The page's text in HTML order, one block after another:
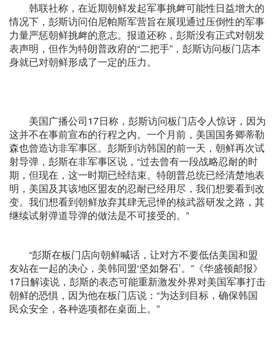
韩联社称，在近期朝鲜发起军事挑衅可能性日益增大的
情况下，彭斯访问伯尼帕斯军营旨在展现通过压倒性的军事
力量严惩朝鲜挑衅的意志。报道还称，彭斯没有正式对朝发
表声明，但作为特朗普政府的“二把手”，彭斯访问板门店本
身就已对朝鲜形成了一定的压力。
美国广播公司17日称，彭斯访问板门店令人惊讶，因为
这并不在事前宣布的行程之内。一个月前，美国国务卿蒂勒
森也曾造访非军事区。彭斯到访韩国的前一天，朝鲜再次试
射导弹，彭斯在非军事区说，“过去曾有一段战略忍耐的时
期，但现在，这一时期已经结束。特朗普总统已经清楚地表
明，美国及其该地区盟友的忍耐已经用尽，我们想要看到改
变。我们想看到朝鲜放弃其肆无忌惮的核武器研发之路，其
继续试射弹道导弹的做法是不可接受的。”
“彭斯在板门店向朝鲜喊话，让对方不要低估美国和盟
友站在一起的决心，美韩同盟‘坚如磐石’。”《华盛顿邮报》
17日解读说，彭斯的表态可能重新激发外界对美国军事打击
朝鲜的恐惧，因为他在板门店说：“为达到目标，确保韩国
民众安全，各种选项都在桌面上。”